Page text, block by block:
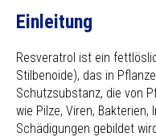
Einleitung
Resveratrol ist ein
Stilbenoide), das in
Schutzsubstanz, die von
wie Pilze, Viren, Bakterien,
Schädigungen gebildet